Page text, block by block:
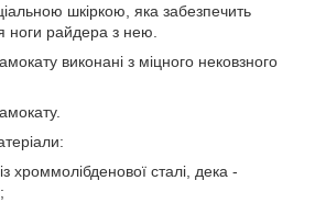
шкіркою, яка забезпечить
ноги райдера з нею.
виконані з міцного нековзного
хроммолібденової сталі, дека -